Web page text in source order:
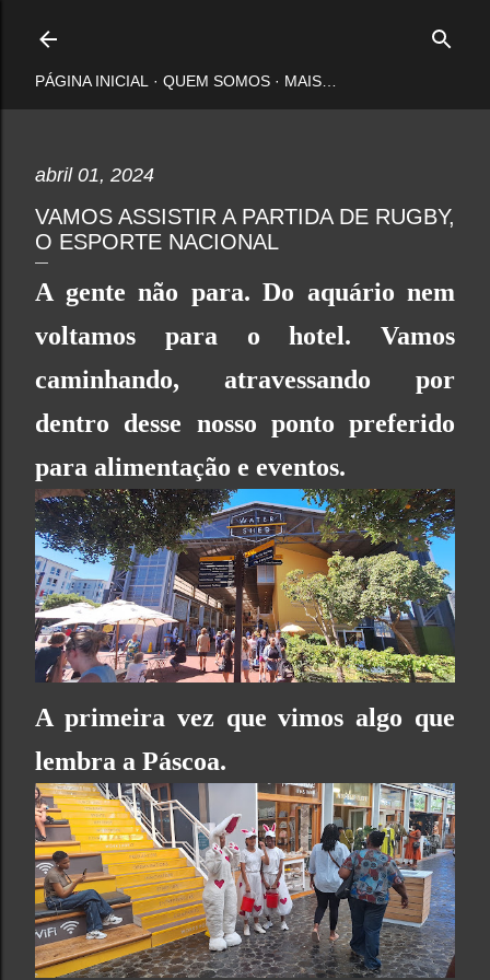
PÁGINA INICIAL QUEM SOMOS MAIS…
abril 01, 2024
VAMOS ASSISTIR A PARTIDA DE RUGBY,
O ESPORTE NACIONAL
A gente não para. Do aquário nem
voltamos para o hotel. Vamos
caminhando, atravessando por
dentro desse nosso ponto preferido
para alimentação e eventos.
A primeira vez que vimos algo que
lembra a Páscoa.